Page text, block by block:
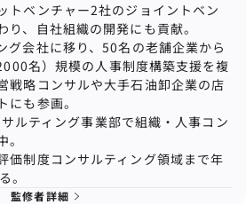
トベンチャー2社のジョイントベン
り、自社組織の開発にも貢献。
グ会社に移り、50名の⽼舗企業から
名）規模の⼈事制度構築⽀援を複
戦略コンサルや⼤⼿⽯油卸企業の店
も参画。
ルティング事業部で組織 ・ 人事コン
価制度コンサルティング領域まで年
。
監修者詳細